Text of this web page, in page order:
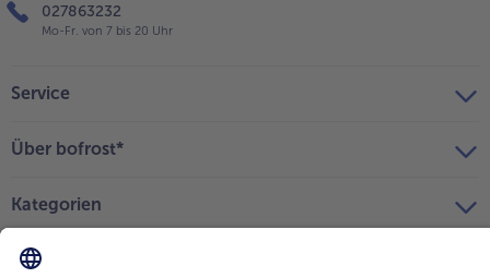
027863232
Mo-Fr. von 7 bis 20 Uhr
Service
Über bofrost*
Kategorien